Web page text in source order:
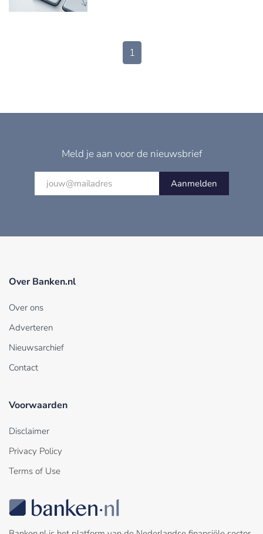
1
Meld je aan voor de nieuwsbrief
Aanmelden
Over Banken.nl
Over ons
Adverteren
Nieuwsarchief
Contact
Voorwaarden
Disclaimer
Privacy Policy
Terms of Use